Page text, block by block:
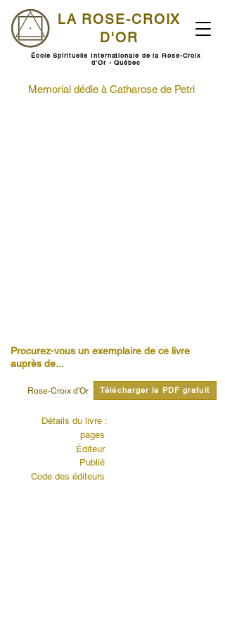
LA ROSE-CROIX
D'OR
École Spirituelle Internationale de la Rose-Croix
d'Or - Québec
Memorial dédie à Catharose de Petri
Procurez-vous un exemplaire de ce livre
auprès de...
Rose-Croix d'Or Télécharger le PDF gratuit
Détails du livre :
pages
Éditeur
Publié
Code des éditeurs